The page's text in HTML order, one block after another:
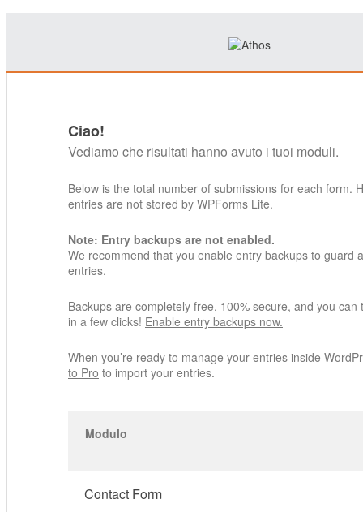
Ciao!
Vediamo che risultati hanno avuto i tuoi moduli.
Below is the total number of submissions for each form.
entries are not stored by WPForms Lite.
Note: Entry backups are not enabled.
We recommend that you enable entry backups to guard
entries.
Backups are completely free, 100% secure, and you can
in a few clicks! Enable entry backups now.
When you’re ready to manage your entries inside
to Pro to import your entries.
Modulo
Contact Form